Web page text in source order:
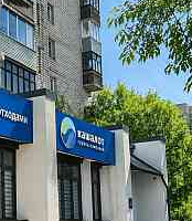
Сдает: